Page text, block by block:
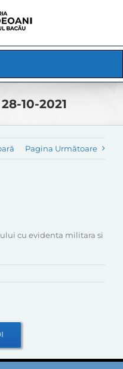
10-2021
Pagina Următoare
cu evidenta militara si